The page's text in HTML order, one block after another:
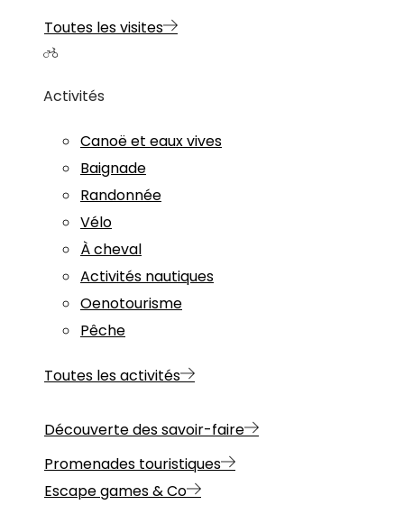
Toutes les visites
Activités
Canoë et eaux vives
Baignade
Randonnée
Vélo
À cheval
Activités nautiques
Oenotourisme
Pêche
Toutes les activités
Découverte des savoir-faire
Promenades touristiques
Escape games & Co